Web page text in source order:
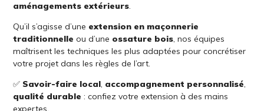
aménagements extérieurs.
Qu’il s’agisse d’une extension en maçonnerie
traditionnelle ou d’une ossature bois, nos équipes
maîtrisent les techniques les plus adaptées pour concrétiser
votre projet dans les règles de l’art.
✅ Savoir-faire local, accompagnement personnalisé,
qualité durable : confiez votre extension à des mains
expertes.